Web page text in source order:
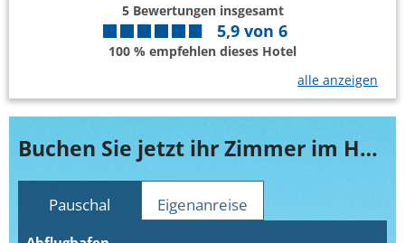
5Bewertungen insgesamt
5,9 von 6
100 % empfehlen dieses Hotel
alle anzeigen
Buchen Sie jetzt ihr Zimmer im Heritage Awali Golf & Spa Resort Mauritius
Pauschal Eigenanreise